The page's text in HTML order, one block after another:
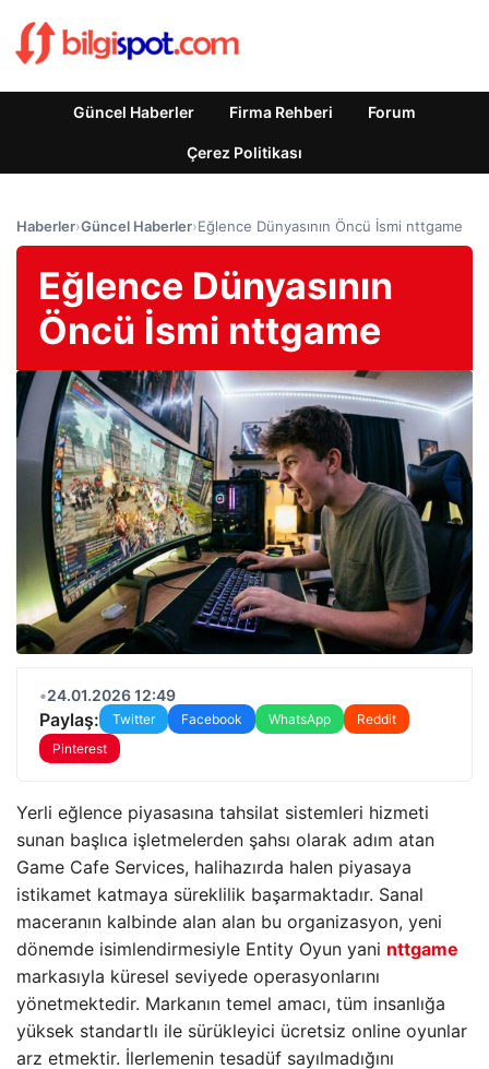
Güncel Haberler Firma Rehberi Forum
Çerez Politikası
Haberler›Güncel Haberler›Eğlence Dünyasının Öncü İsmi nttgame
Eğlence Dünyasının
Öncü İsmi nttgame
•24.01.2026 12:49
Paylaş: Twitter Facebook WhatsApp
Reddit
Pinterest
Yerli eğlence piyasasına tahsilat sistemleri hizmeti
sunan başlıca işletmelerden şahsı olarak adım atan
Game Cafe Services, halihazırda halen piyasaya
istikamet katmaya süreklilik başarmaktadır. Sanal
maceranın kalbinde alan alan bu organizasyon, yeni
dönemde isimlendirmesiyle Entity Oyun yani nttgame
markasıyla küresel seviyede operasyonlarını
yönetmektedir. Markanın temel amacı, tüm insanlığa
yüksek standartlı ile sürükleyici ücretsiz online oyunlar
arz etmektir. İlerlemenin tesadüf sayılmadığını